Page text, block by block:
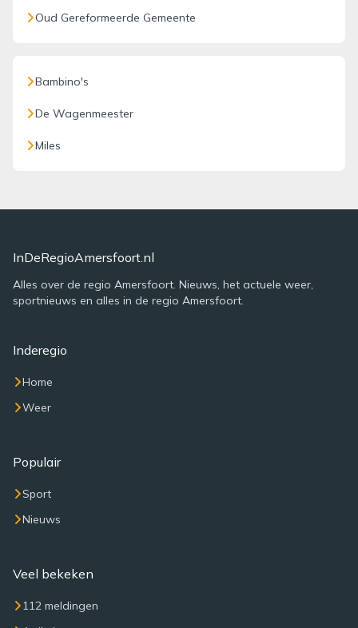
Oud Gereformeerde Gemeente
Bambino's
De Wagenmeester
Miles
InDeRegioAmersfoort.nl
Alles over de regio Amersfoort. Nieuws, het actuele weer,
sportnieuws en alles in de regio Amersfoort.
Inderegio
Home
Weer
Populair
Sport
Nieuws
Veel bekeken
112 meldingen